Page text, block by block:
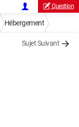
Question
Hébergement
Sujet Suivant